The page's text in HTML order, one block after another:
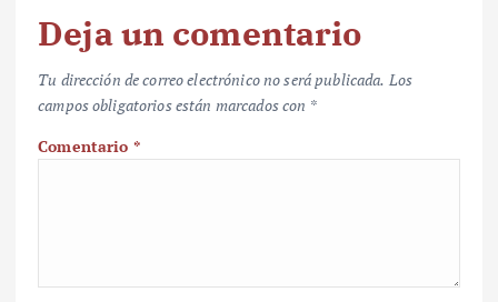
Deja un comentario
Tu dirección de correo electrónico no será publicada. Los
campos obligatorios están marcados con *
Comentario *